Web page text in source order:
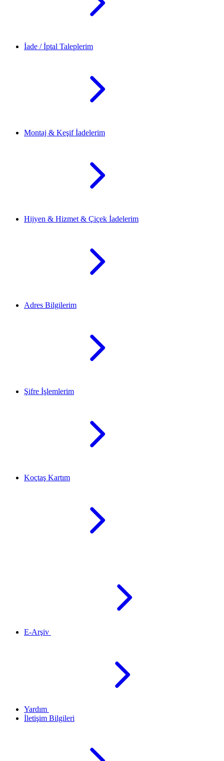
İade / İptal Taleplerim
Montaj & Keşif İadelerim
Hijyen & Hizmet & Çiçek İadelerim
Adres Bilgilerim
Şifre İşlemlerim
Koçtaş Kartım
E-Arşiv
Yardım
İletişim Bilgileri